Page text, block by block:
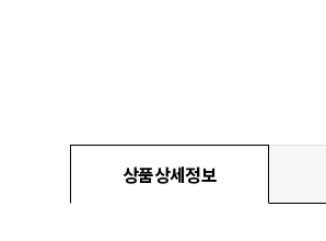
상품상세정보